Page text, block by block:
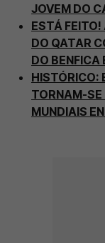
JOVEM DO
ESTÁ
DO QATAR
DO BENFICA
HISTÓRICO:
TORNAM-SE
MUNDIAIS